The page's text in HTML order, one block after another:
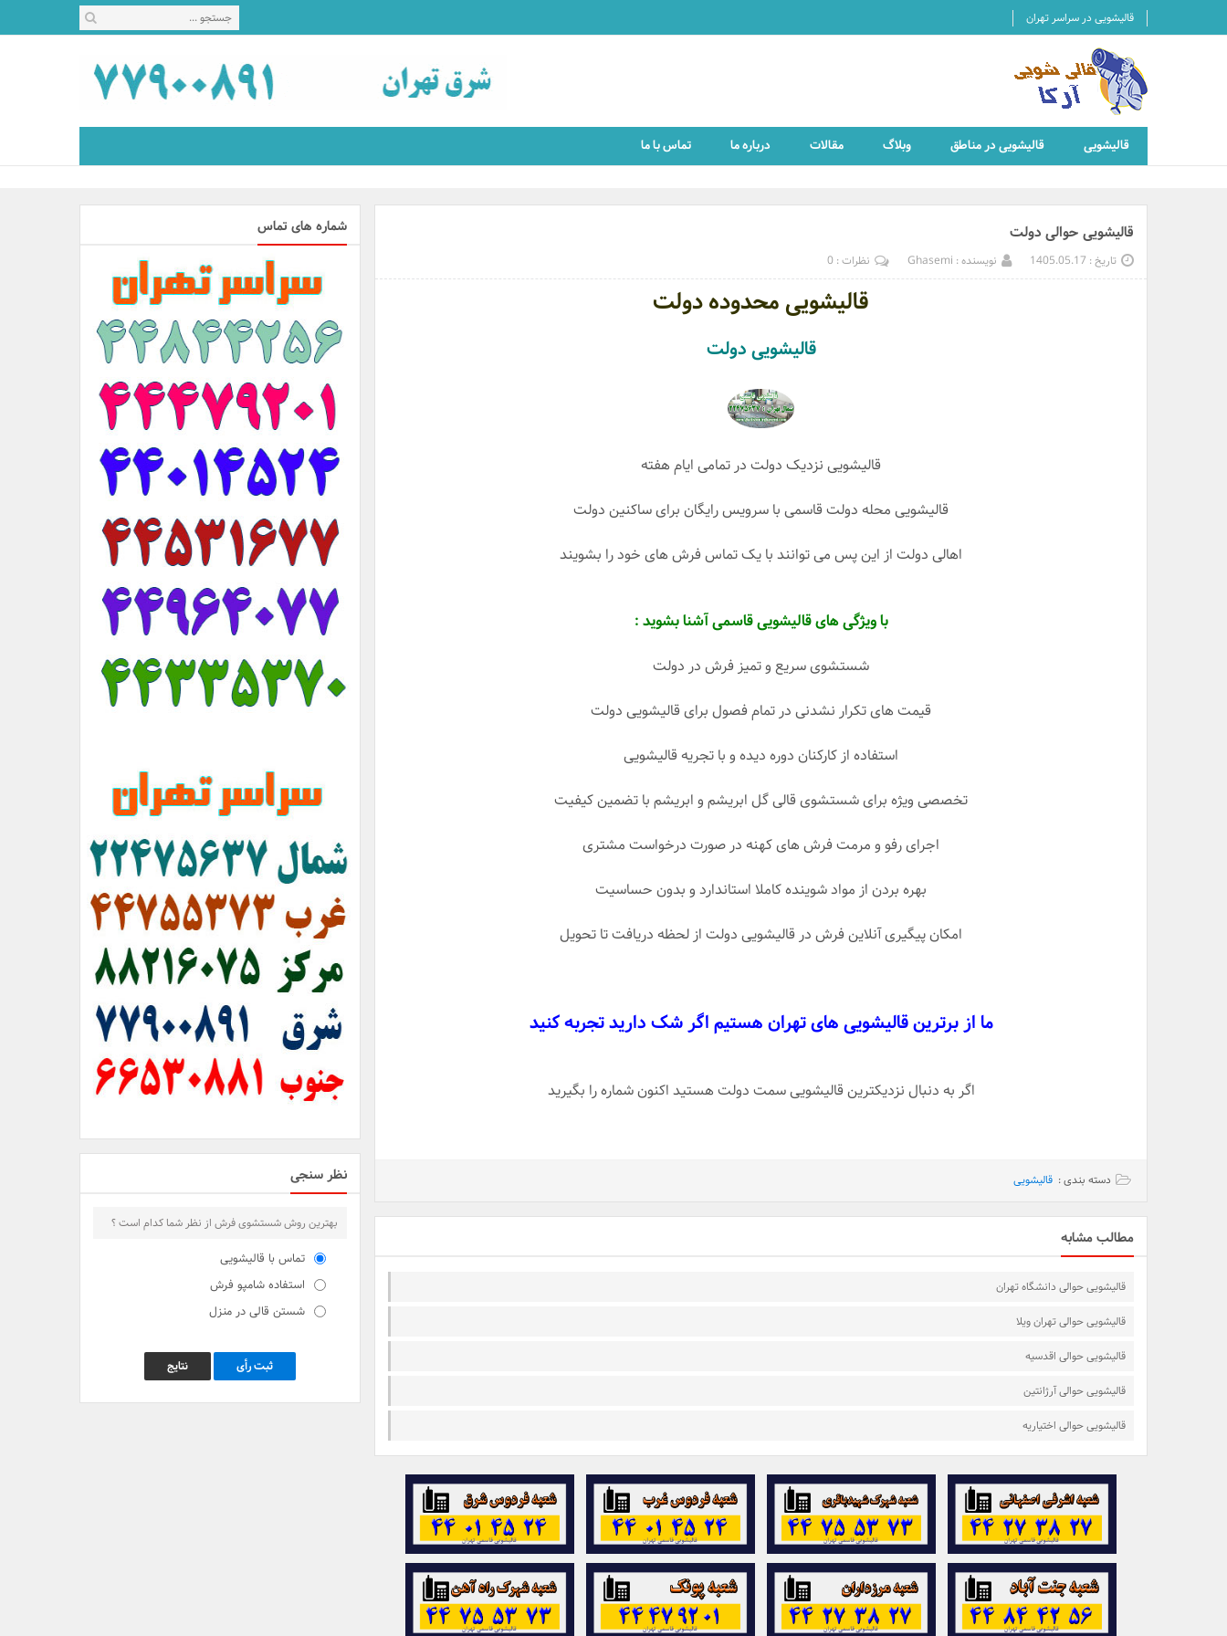
قالیشویی در سراسر تهران
قالیشویی قالیشویی در مناطق وبلاگ مقالات درباره ما تماس با ما
قالیشویی حوالی دولت
تاریخ : 1405.05.17 نویسنده : Ghasemi نظرات : 0
قالیشویی محدوده دولت
قالیشویی دولت
قالیشویی نزدیک دولت در تمامی ایام هفته
قالیشویی محله دولت قاسمی با سرویس رایگان برای ساکنین دولت
اهالی دولت از این پس می توانند با یک تماس فرش های خود را بشویند
با ویژگی های قالیشویی قاسمی آشنا بشوید :
شستشوی سریع و تمیز فرش در دولت
قیمت های تکرار نشدنی در تمام فصول برای قالیشویی دولت
استفاده از کارکنان دوره دیده و با تجریه قالیشویی
تخصصی ویژه برای شستشوی قالی گل ابریشم و ابریشم با تضمین کیفیت
اجرای رفو و مرمت فرش های کهنه در صورت درخواست مشتری
بهره بردن از مواد شوینده کاملا استاندارد و بدون حساسیت
امکان پیگیری آنلاین فرش در قالیشویی دولت از لحظه دریافت تا تحویل
ما از برترین قالیشویی های تهران هستیم اگر شک دارید تجربه کنید
اگر به دنبال نزدیکترین قالیشویی سمت دولت هستید اکنون شماره را بگیرید
دسته بندی : قالیشویی
مطالب مشابه
قالیشویی حوالی دانشگاه تهران
قالیشویی حوالی تهران ویلا
قالیشویی حوالی اقدسیه
قالیشویی حوالی آرژانتین
قالیشویی حوالی اختیاریه
شماره های تماس
نظر سنجی
بهترین روش شستشوی فرش از نظر شما کدام است ؟
تماس با قالیشویی
استفاده شامپو فرش
شستن قالی در منزل
ثبت رأی نتایج